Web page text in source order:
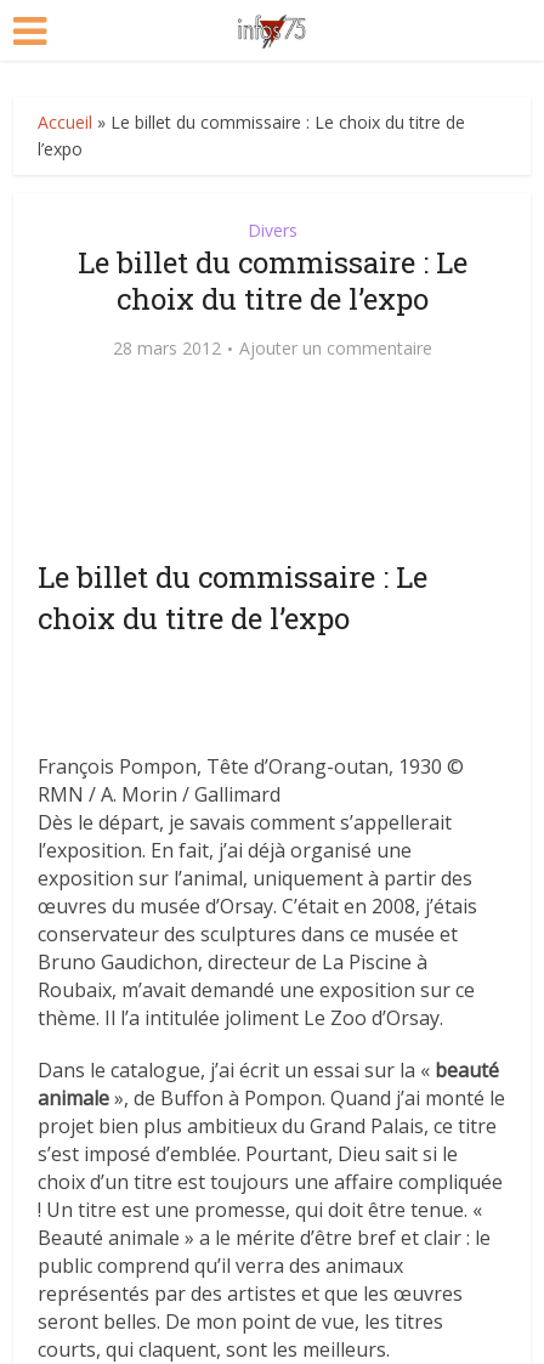
Accueil » Le billet du commissaire : Le choix du titre de
l’expo
Divers
Le billet du commissaire : Le
choix du titre de l’expo
28 mars 2012 Ajouter un commentaire
Le billet du commissaire : Le
choix du titre de l’expo
François Pompon, Tête d’Orang-outan, 1930 ©
RMN / A. Morin / Gallimard
Dès le départ, je savais comment s’appellerait
l’exposition. En fait, j’ai déjà organisé une
exposition sur l’animal, uniquement à partir des
œuvres du musée d’Orsay. C’était en 2008, j’étais
conservateur des sculptures dans ce musée et
Bruno Gaudichon, directeur de La Piscine à
Roubaix, m’avait demandé une exposition sur ce
thème. Il l’a intitulée joliment Le Zoo d’Orsay.
Dans le catalogue, j’ai écrit un essai sur la « beauté
animale», de Buffon à Pompon. Quand j’ai monté le
projet bien plus ambitieux du Grand Palais, ce titre
s’est imposé d’emblée. Pourtant, Dieu sait si le
choix d’un titre est toujours une affaire compliquée
! Un titre est une promesse, qui doit être tenue. «
Beauté animale » a le mérite d’être bref et clair : le
public comprend qu’il verra des animaux
représentés par des artistes et que les œuvres
seront belles. De mon point de vue, les titres
courts, qui claquent, sont les meilleurs.